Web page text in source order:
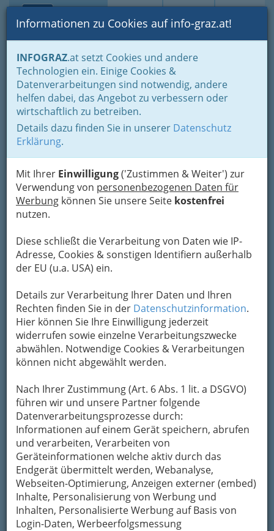
Suche Login Toggle
Informationen zu Cookies auf info-graz.at!
INFOGRAZ.at setzt Cookies und andere
Technologien ein. Einige Cookies &
Datenverarbeitungen sind notwendig, andere
helfen dabei, das Angebot zu verbessern oder
wirtschaftlich zu betreiben.
Details dazu finden Sie in unserer Datenschutz
Erklärung.
Mit Ihrer Einwilligung('Zustimmen & Weiter') zur
Verwendung von personenbezogenen Daten für
Werbung können Sie unsere Seite kostenfrei
nutzen.
Diese schließt die Verarbeitung von Daten wie IP-
Adresse, Cookies & sonstigen Identifiern außerhalb
der EU (u.a. USA) ein.
Details zur Verarbeitung Ihrer Daten und Ihren
Rechten finden Sie in der Datenschutzinformation.
Hier können Sie Ihre Einwilligung jederzeit
widerrufen sowie einzelne Verarbeitungszwecke
abwählen. Notwendige Cookies & Verarbeitungen
können nicht abgewählt werden.
Nach Ihrer Zustimmung (Art. 6 Abs. 1 lit. a DSGVO)
führen wir und unsere Partner folgende
Datenverarbeitungsprozesse durch:
Informationen auf einem Gerät speichern, abrufen
und verarbeiten, Verarbeiten von
Geräteinformationen welche aktiv durch das
Endgerät übermittelt werden, Webanalyse,
Webseiten-Optimierung, Anzeigen externer (embed)
Inhalte, Personalisierung von Werbung und
Inhalten, Personalisierte Werbung auf Basis von
Login-Daten, Werbeerfolgsmessung
Home
Gastronomie
Gastronomie: Toprestaurants & Gasthäuser
Gaststätten - Gasthäuser - Gasthöfe
Gasthof Budapest
Kurweg 1, 8061 St.Radegund
+43 3132 2316
+43 3132 2316-22
Karte
Adresse mit Google Maps anschauen
Kontaktaufnahme
Um die Info-Graz Firmenvor Spam-Mails zu
bewahren, verwenden wir an dieser Stelle zur
Übermittlung Ihrer Nachricht ein sicheres
Formular. Ihre Nachricht wird nach dem
Absenden umgehend per Mail an das
Unternehmen Gasthof Budapest weitergeleitet.
Mein Name
Meine Email Adresse
Mein Betreff